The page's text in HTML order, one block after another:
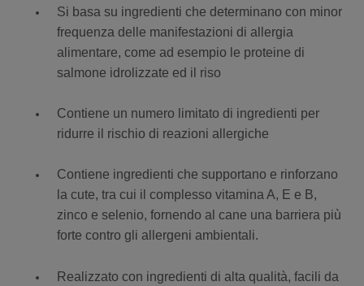
Si basa su ingredienti che determinano con minor
frequenza delle manifestazioni di allergia
alimentare, come ad esempio le proteine di
salmone idrolizzate ed il riso
Contiene un numero limitato di ingredienti per
ridurre il rischio di reazioni allergiche
Contiene ingredienti che supportano e rinforzano
la cute, tra cui il complesso vitamina A, E e B,
zinco e selenio, fornendo al cane una barriera più
forte contro gli allergeni ambientali.
Realizzato con ingredienti di alta qualità, facili da